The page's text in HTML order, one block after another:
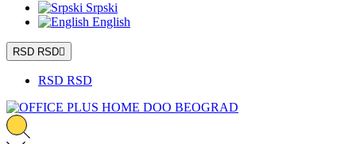
Srpski
English
RSD RSD
RSD RSD